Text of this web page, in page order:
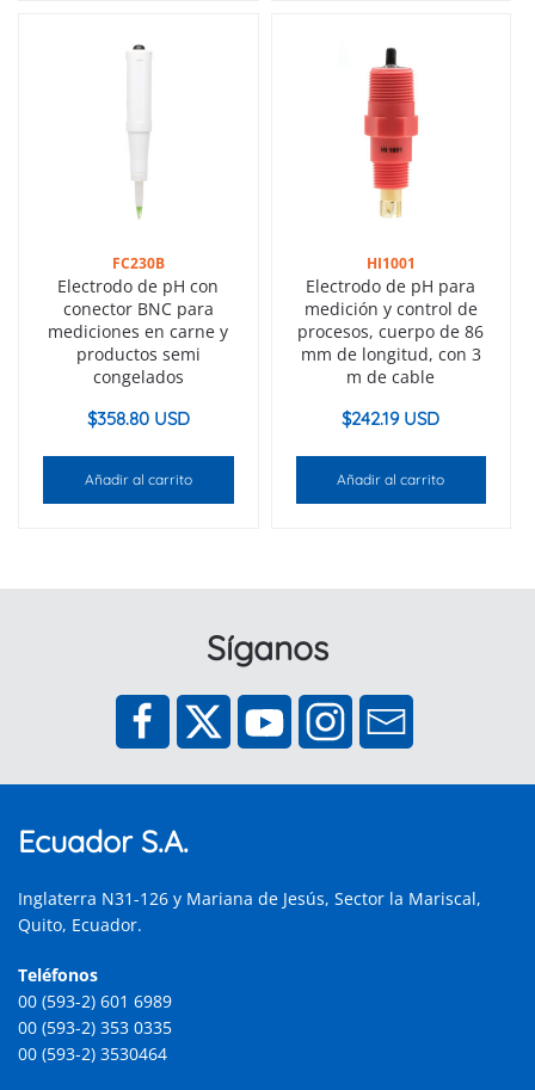
FC230B
Electrodo de pH con
conector BNC para
mediciones en carne y
productos semi
congelados
$358.80 USD
Añadir al carrito
HI1001
Electrodo de pH para
medición y control de
procesos, cuerpo de 86
mm de longitud, con 3
m de cable
$242.19 USD
Añadir al carrito
Síganos
Ecuador S.A.
Inglaterra N31-126 y Mariana de Jesús, Sector la Mariscal,
Quito, Ecuador.
Teléfonos
00 (593-2) 601 6989
00 (593-2) 353 0335
00 (593-2) 3530464